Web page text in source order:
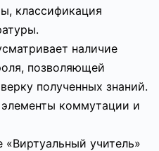
классификация
наличие
позволяющей
полученных знаний.
коммутации и
учитель»